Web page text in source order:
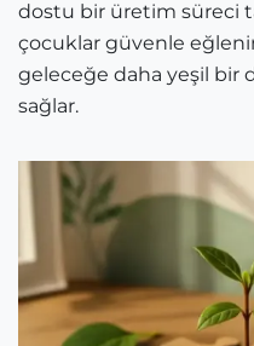
dostu bir üretim süreci
çocuklar güvenle
geleceğe daha yeşil bir
sağlar.